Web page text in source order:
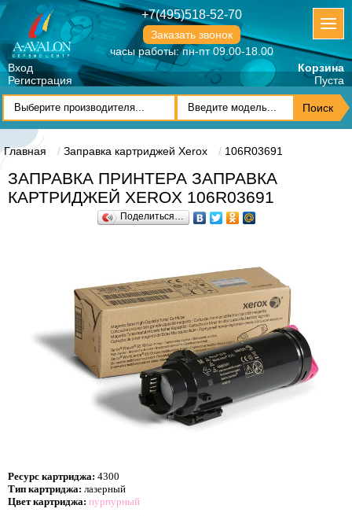
+7(495)518-52-70
Заказать звонок
часы работы: пн-пт 09.00-18.00
Вход
Регистрация
Корзина
Пуста
Главная Заправка картриджей Xerox 106R03691
ЗАПРАВКА ПРИНТЕРА ЗАПРАВКА
КАРТРИДЖЕЙ XEROX 106R03691
Поделиться…
Ресурс картриджа: 4300
Тип картриджа: лазерный
Цвет картриджа: пурпурный